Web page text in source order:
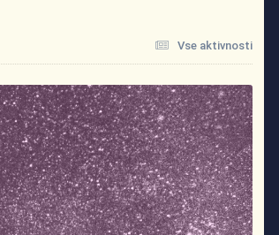
Vse aktivnosti